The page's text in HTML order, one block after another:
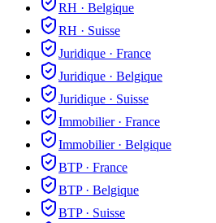
RH · Belgique
RH · Suisse
Juridique · France
Juridique · Belgique
Juridique · Suisse
Immobilier· France
Immobilier· Belgique
BTP· France
BTP· Belgique
BTP· Suisse